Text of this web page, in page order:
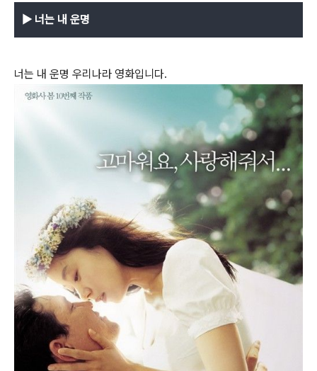
▶ 너는 내 운명
너는 내 운명 우리나라 영화입니다.